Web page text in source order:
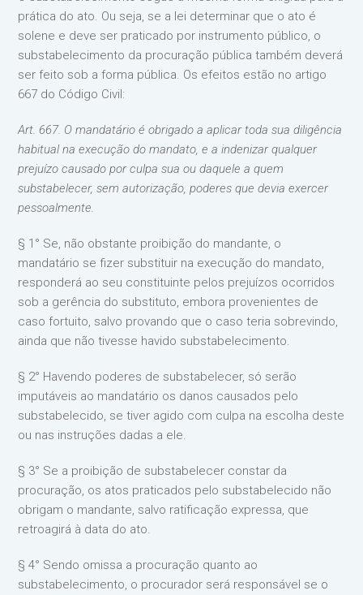
prática do ato. Ou seja, se a lei determinar que o ato é
solene e deve ser praticado por instrumento público, o
substabelecimento da procuração pública também deverá
ser feito sob a forma pública. Os efeitos estão no artigo
667 do Código Civil:
Art. 667. O mandatário é obrigado a aplicar toda sua diligência
habitual na execução do mandato, e a indenizar qualquer
prejuízo causado por culpa sua ou daquele a quem
substabelecer, sem autorização, poderes que devia exercer
pessoalmente.
§ 1° Se, não obstante proibição do mandante, o
mandatário se fizer substituir na execução do mandato,
responderá ao seu constituinte pelos prejuízos ocorridos
sob a gerência do substituto, embora provenientes de
caso fortuito, salvo provando que o caso teria sobrevindo,
ainda que não tivesse havido substabelecimento.
§ 2° Havendo poderes de substabelecer, só serão
imputáveis ao mandatário os danos causados pelo
substabelecido, se tiver agido com culpa na escolha deste
ou nas instruções dadas a ele.
§ 3° Se a proibição de substabelecer constar da
procuração, os atos praticados pelo substabelecido não
obrigam o mandante, salvo ratificação expressa, que
retroagirá à data do ato.
§ 4° Sendo omissa a procuração quanto ao
substabelecimento, o procurador será responsável se o